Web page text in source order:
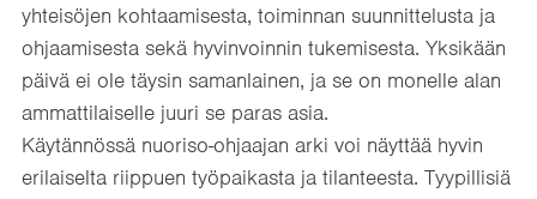
yhteisöjen kohtaamisesta, toiminnan suunnittelusta ja
ohjaamisesta sekä hyvinvoinnin tukemisesta. Yksikään
päivä ei ole täysin samanlainen, ja se on monelle alan
ammattilaiselle juuri se paras asia.
Käytännössä nuoriso-ohjaajan arki voi näyttää hyvin
erilaiselta riippuen työpaikasta ja tilanteesta. Tyypillisiä